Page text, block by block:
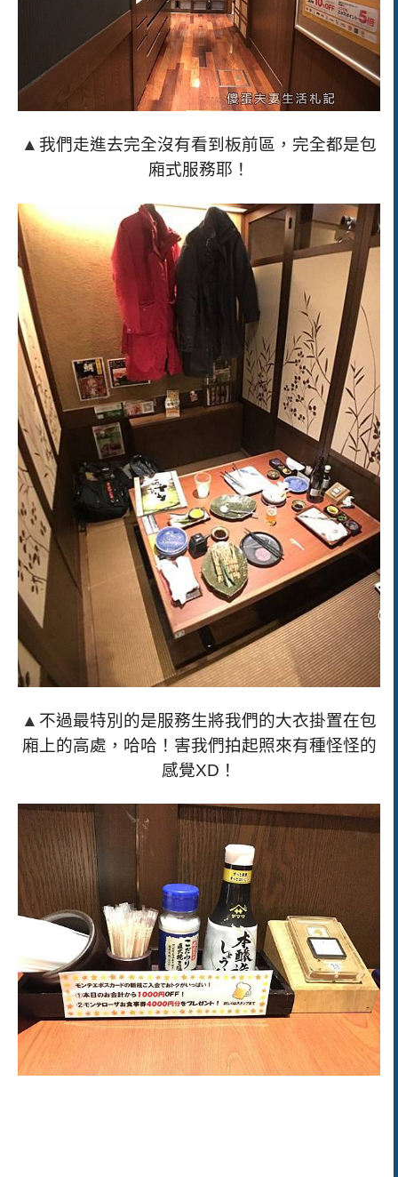
▲ 我們走進去完全沒有看到板前區，完全都是包
廂式服務耶！
▲ 不過最特別的是服務生將我們的大衣掛置在包
廂上的高處，哈哈！害我們拍起照來有種怪怪的
感覺XD ！